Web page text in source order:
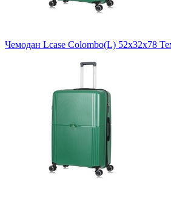
Чемодан Lcase Colombo(L) 52х32х78